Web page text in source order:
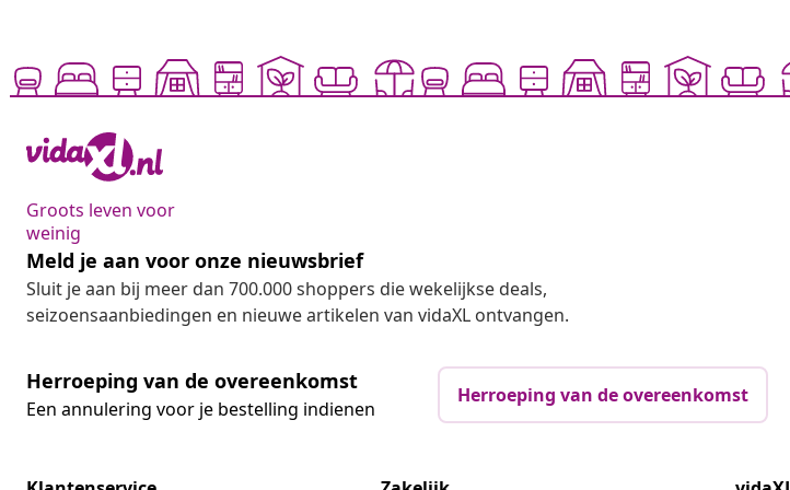
Groots leven voor
weinig
Meld je aan voor onze nieuwsbrief
Sluit je aan bij meer dan 700.000 shoppers die wekelijkse deals,
seizoensaanbiedingen en nieuwe artikelen van vidaXL ontvangen.
Herroeping van de overeenkomst
Een annulering voor je bestelling indienen
Herroeping van de overeenkomst